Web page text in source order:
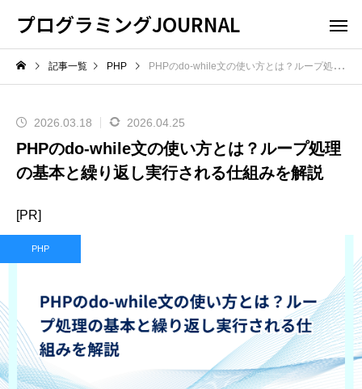
プログラミングJOURNAL
記事一覧 PHP PHPのdo-while文の使い方とは？ループ処理の基本と繰り返し実行される仕組みを解説
2026.03.18 2026.04.25
PHPのdo-while文の使い方とは？ループ処理
の基本と繰り返し実行される仕組みを解説
[PR]
PHP